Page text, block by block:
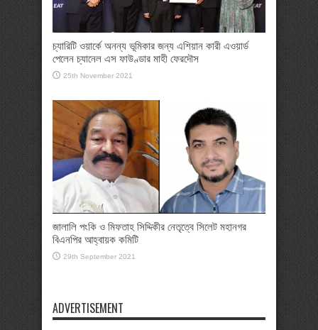
চ্যারিটি ওয়ার্কে অনন্য ভূমিকার জন্য এশিয়ান কারী এওয়ার্ড
পেলেন চ্যানেল এস ফাউণ্ডার মাহী ফেরদৌস
25th November 2021
জালালি পংকি ও মিফতাহ সিদ্দিকীর নেতৃত্বে সিলেট মহানগর
বিএনপির আহ্বায়ক কমিটি
29th September 2021
ADVERTISEMENT